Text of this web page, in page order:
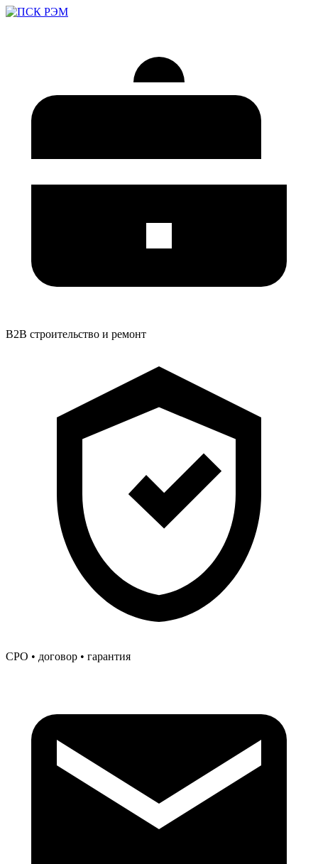
B2B строительство и ремонт
СРО • договор • гарантия